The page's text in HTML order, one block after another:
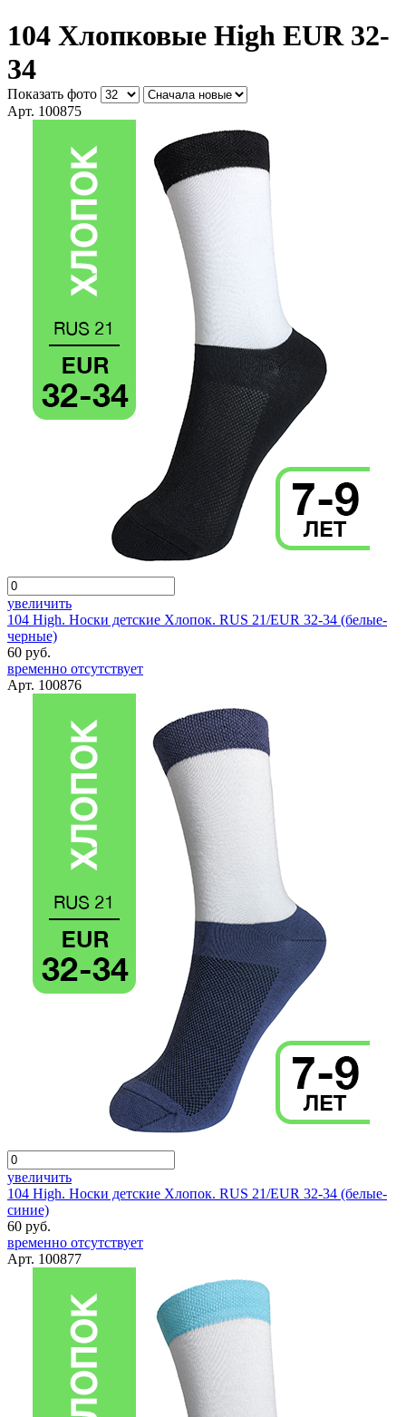
104 Хлопковые High EUR 32-
34
Показать фото
Арт. 100875
увеличить
104 High. Носки детские Хлопок. RUS 21/EUR 32-34 (белые-
черные)
60 руб.
временно отсутствует
Арт. 100876
увеличить
104 High. Носки детские Хлопок. RUS 21/EUR 32-34 (белые-
синие)
60 руб.
временно отсутствует
Арт. 100877